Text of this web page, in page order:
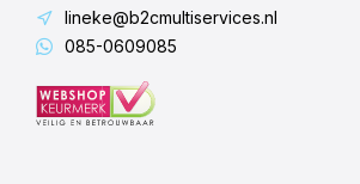
lineke@b2cmultiservices.nl
085-0609085